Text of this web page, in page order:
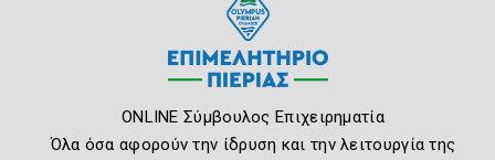
ONLINE Σύμβουλος Επιχειρηματία
Όλα όσα αφορούν την ίδρυση και την λειτουργία της